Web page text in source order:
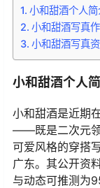
小和甜酒个人简
小和甜酒写真
小和甜酒写真
小和甜酒个人
小和甜酒是近期
——既是二次元
可爱风格的穿搭
广东。其公开资
与动态可推测为